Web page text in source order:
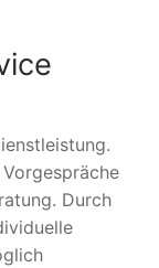
Durch